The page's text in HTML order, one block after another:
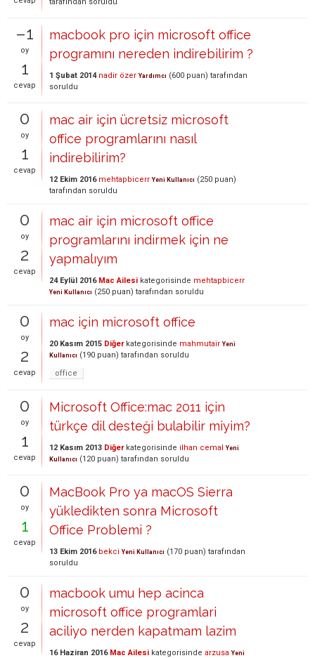
–1
oy
1
cevap
macbook pro için microsoft office
programını nereden indirebilirim ?
1 Şubat 2014 nadir özer Yardımcı (600 puan) tarafından
soruldu
0
oy
1
cevap
mac air için ücretsiz microsoft
office programlarını nasıl
indirebilirim?
12 Ekim 2016 mehtapbicerr Yeni Kullanıcı (250 puan)
tarafından soruldu
0
oy
2
cevap
mac air için microsoft office
programlarını indirmek için ne
yapmalıyım
24 Eylül 2016 Mac Ailesi kategorisinde mehtapbicerr
Yeni Kullanıcı (250 puan) tarafından soruldu
0
oy
2
cevap
mac için microsoft office
20 Kasım 2015 Diğerkategorisinde mahmutair Yeni
Kullanıcı (190 puan) tarafından soruldu
office
0
oy
1
cevap
Microsoft Office:mac 2011 için
türkçe dil desteği bulabilir miyim?
12 Kasım 2013 Diğerkategorisinde ilhan cemal Yeni
Kullanıcı (120 puan) tarafından soruldu
0
oy
1
cevap
MacBook Pro ya macOS Sierra
yükledikten sonra Microsoft
Office Problemi ?
13 Ekim 2016 bekci Yeni Kullanıcı (170 puan) tarafından
soruldu
0
oy
2
cevap
macbook umu hep acinca
microsoft office programlari
aciliyo nerden kapatmam lazim
16 Haziran 2016 Mac Ailesi kategorisinde arzusa Yeni